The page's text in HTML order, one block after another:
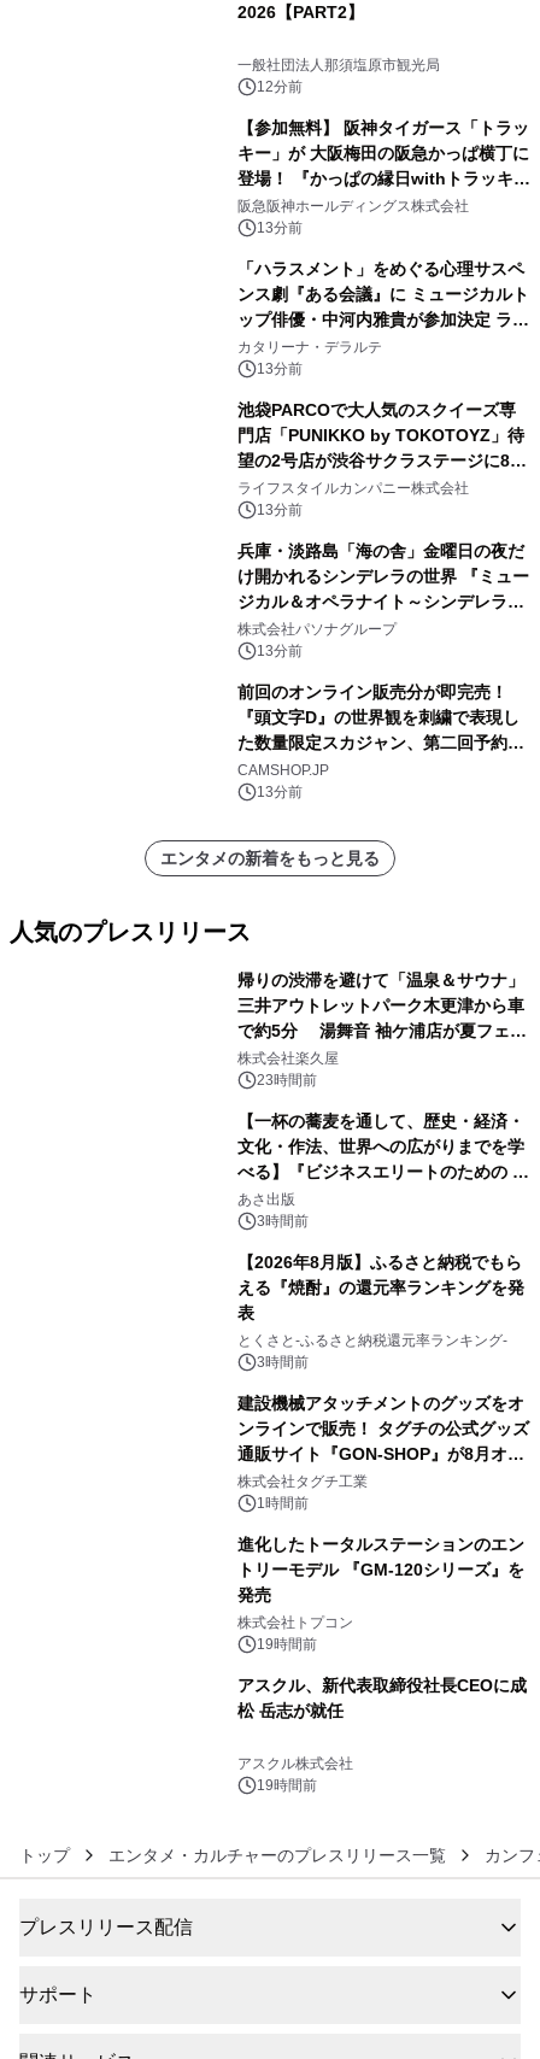
2026【PART2】
一般社団法人那須塩原市観光局
12分前
【参加無料】 阪神タイガース「トラッ
キー」が 大阪梅田の阪急かっぱ横丁に
登場！ 『かっぱの縁日withトラッキ
ー』
阪急阪神ホールディングス株式会社
13分前
「ハラスメント」をめぐる心理サスペ
ンス劇『ある会議』に ミュージカルト
ップ俳優・中河内雅貴が参加決定 ラテ
ン・ジャズ界で活躍するSAYAKAが生
演奏で参加も！
カタリーナ・デラルテ
13分前
池袋PARCOで大人気のスクイーズ専
門店「PUNIKKO by TOKOTOYZ」待
望の2号店が渋谷サクラステージに8月
21日オープン！
ライフスタイルカンパニー株式会社
13分前
兵庫・淡路島「海の舎」金曜日の夜だ
け開かれるシンデレラの世界 『ミュー
ジカル＆オペラナイト～シンデレラ
～』 9月4日より開催
株式会社パソナグループ
13分前
前回のオンライン販売分が即完売！
『頭文字D』の世界観を刺繍で表現し
た数量限定スカジャン、第二回予約販
売を開始！
CAMSHOP.JP
13分前
エンタメの新着をもっと見る
人気のプレスリリース
帰りの渋滞を避けて「温泉＆サウナ」
三井アウトレットパーク木更津から車
で約5分 湯舞音 袖ケ浦店が夏フェア
メニューを提供
株式会社楽久屋
23時間前
【一杯の蕎麦を通して、歴史・経済・
文化・作法、世界への広がりまでを学
べる】『ビジネスエリートのための 教
養としての蕎麦』2026年8月25日
（火）発売
あさ出版
3時間前
【2026年8月版】ふるさと納税でもら
える『焼酎』の還元率ランキングを発
表
とくさと-ふるさと納税還元率ランキング-
3時間前
建設機械アタッチメントのグッズをオ
ンラインで販売！ タグチの公式グッズ
通販サイト『GON-SHOP』が8月オー
プン
株式会社タグチ工業
1時間前
進化したトータルステーションのエン
トリーモデル 『GM-120シリーズ』を
発売
株式会社トプコン
19時間前
アスクル、新代表取締役社長CEOに成
松 岳志が就任
アスクル株式会社
19時間前
トップ エンタメ・カルチャーのプレスリリース一覧 カン
プレスリリース配信
サポート